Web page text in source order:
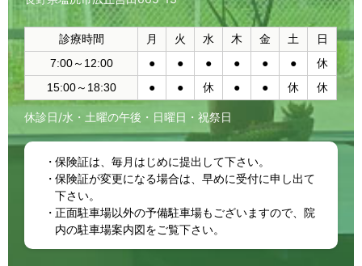
診療時間 月 火 水 木 金 土
日
7:00～12:00
● ● ● ● ● ●
休
15:00～18:30
● ● 休 ● ● 休 休
休診日/水・土曜の午後・日曜日・祝祭日
保険証は、毎月はじめに提出して下さい。
保険証が変更になる場合は、早めに受付に申し出て
下さい。
正面駐車場以外の予備駐車場もございますので、院
内の駐車場案内図をご覧下さい。